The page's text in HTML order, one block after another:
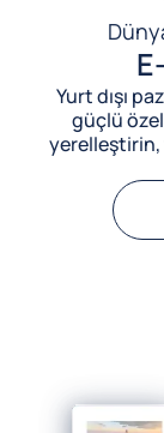
Yurt dışı
güçlü
yerelleştirin,